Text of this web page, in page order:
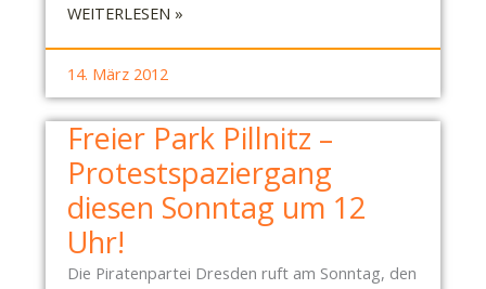
R
W
I
M
Ü
S
S
E
O
WEITERLESEN »:
L
A
D
U
N
Z
14. März 2012
Freier Park Pillnitz –
Protestspaziergang
diesen Sonntag um 12
Uhr!
Die Piratenpartei Dresden ruft am Sonntag, den